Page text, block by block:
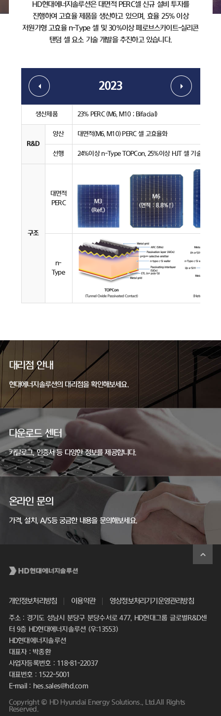
HD현대에너지솔루션은 대면적 PERC셀 신규 설비 투자를
진행하여 고효율 제품을 생산하고 있으며, 효율 25% 이상
저원가형 고효율 n-Type 셀 및 30%이상 페로브스카이트-실리콘
탠덤 셀 요소 기술 개발을 추진하고 있습니다.
2023
생산제품 23% PERC (M6, M10 ; Bifacial)
R&D
양산 대면적(M6, M10) PERC 셀 고효율화
선행 24%이상 n-Type TOPCon, 25%이상 HJT 셀 기술 개발
구조
대면적
PERC
n-
Type
대리점 안내
현대에너지솔루션의 대리점을 확인해보세요.
다운로드 센터
카탈로그, 인증서 등 다양한 정보를 제공합니다.
온라인 문의
가격, 설치, A/S등 궁금한 내용을 문의해보세요.
개인정보처리방침 이용약관 영상정보처리기기운영관리방침
주소 : 경기도 성남시 분당구 분당수서로 477, HD현대그룹 글로벌R&D센
터 9층 HD현대에너지솔루션 (우:13553)
HD현대에너지솔루션
대표자 : 박종환
사업자등록번호 : 118-81-22037
대표번호 : 1522-5001
E-mail : hes.sales@hd.com
Copyright © HD Hyundai Energy Solutions., Ltd.All Rights
Reserved.